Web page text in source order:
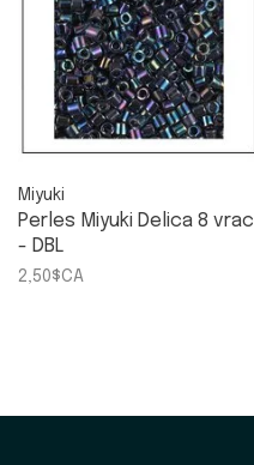
Miyuki
Perles Miyuki Delica 8 vrac
- DBL
2,50$CA